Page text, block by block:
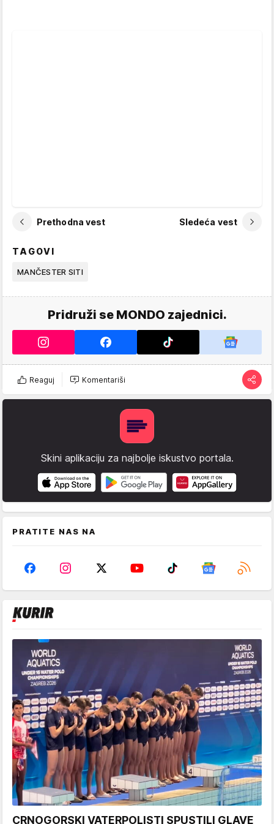
Prethodna vest Sledeća vest
TAGOVI
MANČESTER SITI
Pridruži se MONDO zajednici.
Reaguj Komentariši
Skini aplikaciju za najbolje iskustvo portala.
PRATITE NAS NA
CRNOGORSKI VATERPOLISTI SPUSTILI GLAVE